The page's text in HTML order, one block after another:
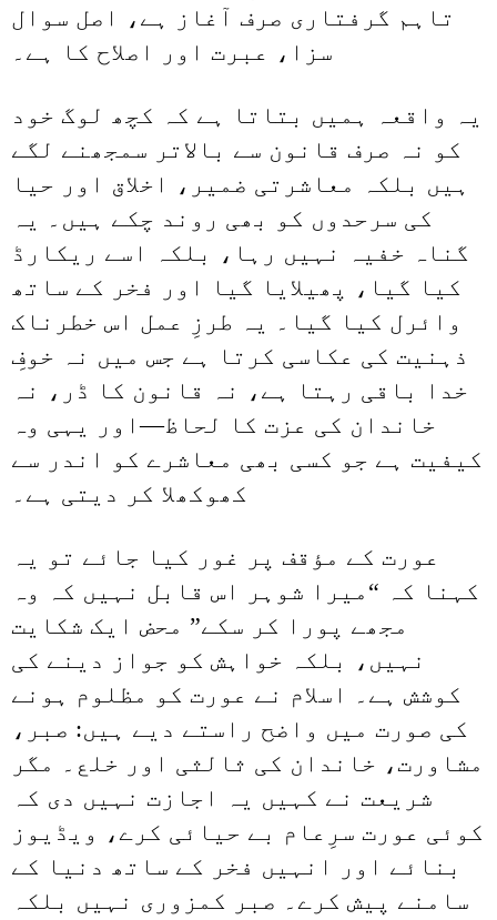
تاہم گرفتاری صرف آغاز ہے، اصل سوال
سزا، عبرت اور اصلاح کا ہے۔
یہ واقعہ ہمیں بتاتا ہے کہ کچھ لوگ خود
کو نہ صرف قانون سے بالاتر سمجھنے لگے
ہیں بلکہ معاشرتی ضمیر، اخلاق اور حیا
کی سرحدوں کو بھی روند چکے ہیں۔ یہ
گناہ خفیہ نہیں رہا، بلکہ اسے ریکارڈ
کیا گیا، پھیلایا گیا اور فخر کے ساتھ
وائرل کیا گیا۔ یہ طرزِ عمل اس خطرناک
ذہنیت کی عکاسی کرتا ہے جس میں نہ خوفِ
خدا باقی رہتا ہے، نہ قانون کا ڈر، نہ
خاندان کی عزت کا لحاظ—اور یہی وہ
کیفیت ہے جو کسی بھی معاشرے کو اندر سے
کھوکھلا کر دیتی ہے۔
عورت کے مؤقف پر غور کیا جائے تو یہ
کہنا کہ “میرا شوہر اس قابل نہیں کہ وہ
مجھے پورا کر سکے” محض ایک شکایت
نہیں، بلکہ خواہش کو جواز دینے کی
کوشش ہے۔ اسلام نے عورت کو مظلوم ہونے
کی صورت میں واضح راستے دیے ہیں: صبر،
مشاورت، خاندان کی ثالثی اور خلع۔ مگر
شریعت نے کہیں یہ اجازت نہیں دی کہ
کوئی عورت سرِعام بے حیائی کرے، ویڈیوز
بنائے اور انہیں فخر کے ساتھ دنیا کے
سامنے پیش کرے۔ صبر کمزوری نہیں بلکہ